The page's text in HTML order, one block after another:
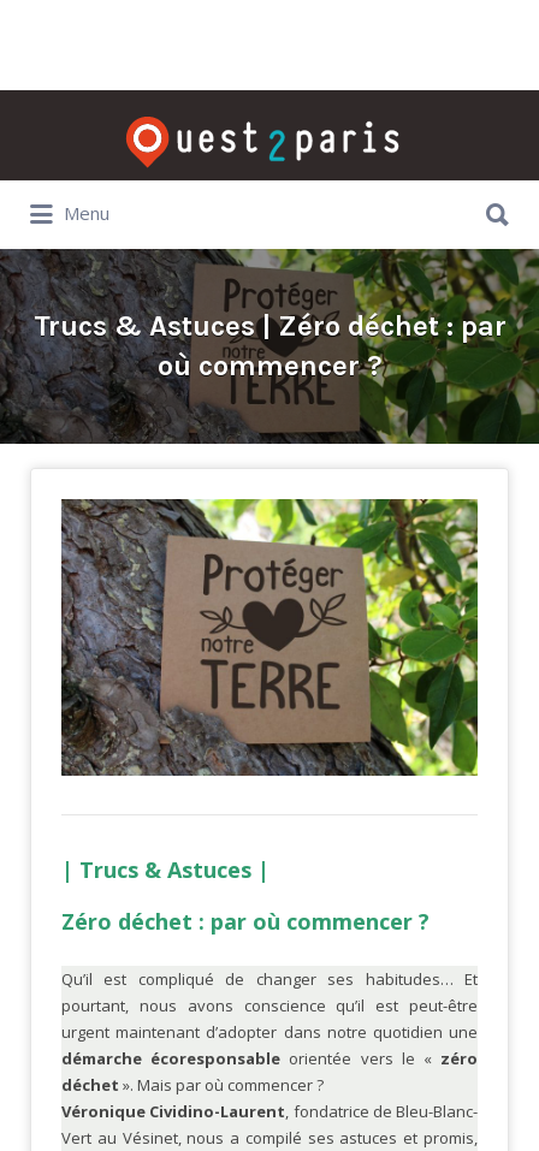
Rechercher:
Menu
Trucs & Astuces | Zéro déchet : par
où commencer ?
| Trucs & Astuces |
Zéro déchet : par où commencer ?
Qu’il est compliqué de changer ses habitudes… Et
pourtant, nous avons conscience qu’il est peut-être
urgent maintenant d’adopter dans notre quotidien une
démarche écoresponsable orientée vers le « zéro
déchet ». Mais par où commencer ?
Véronique Cividino-Laurent, fondatrice de Bleu-Blanc-
Vert au Vésinet, nous a compilé ses astuces et promis,